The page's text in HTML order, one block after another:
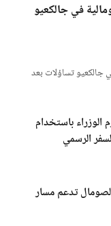
في جالكعيو
جالكعيو تساؤلات بعد
الوزراء باستخدام
الرسمي
تدعم مسار